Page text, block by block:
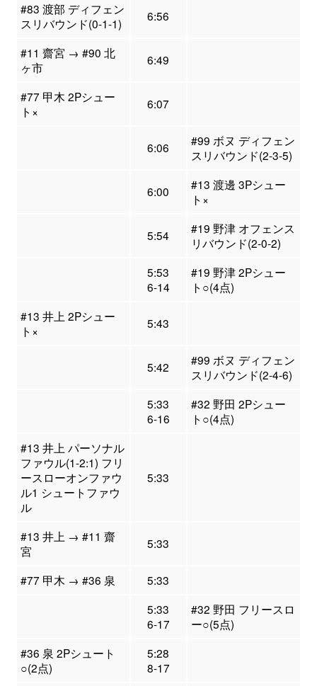
#83 渡部 ディフェン
スリバウンド(0-1-1)
6:56
#11 齋宮 → #90 北
ヶ市
6:49
#77 甲木 2Pシュー
ト×
6:07
6:06
#99 ボヌ ディフェン
スリバウンド(2-3-5)
6:00
#13 渡邊 3Pシュー
ト×
5:54
#19 野津 オフェンス
リバウンド(2-0-2)
5:53
6-14
#19 野津 2Pシュー
ト○(4点)
#13 井上 2Pシュー
ト×
5:43
5:42
#99 ボヌ ディフェン
スリバウンド(2-4-6)
5:33
6-16
#32 野田 2Pシュー
ト○(4点)
#13 井上 パーソナル
ファウル(1-2:1) フリ
ースローオンファウ
ル1 シュートファウ
ル
5:33
#13 井上 → #11 齋
宮
5:33
#77 甲木 → #36 泉
5:33
5:33
6-17
#32 野田 フリースロ
ー○(5点)
#36 泉 2Pシュート
○(2点)
5:28
8-17